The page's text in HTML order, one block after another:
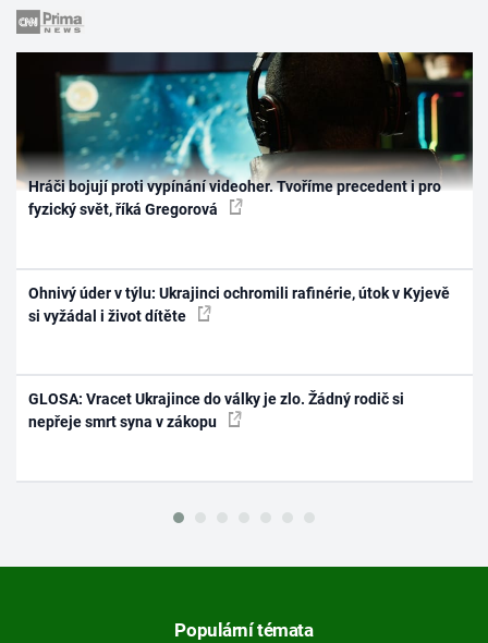
Hráči bojují proti vypínání videoher. Tvoříme precedent i pro
fyzický svět, říká Gregorová
Ohnivý úder v týlu: Ukrajinci ochromili rafinérie, útok v Kyjevě
si vyžádal i život dítěte
GLOSA: Vracet Ukrajince do války je zlo. Žádný rodič si
nepřeje smrt syna v zákopu
Populární témata